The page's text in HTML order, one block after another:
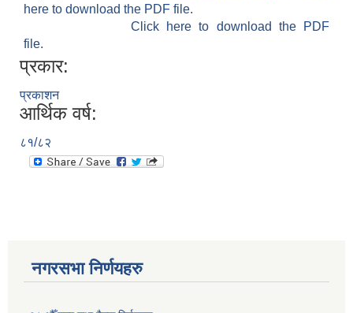
here to download the PDF file.
Click here to download the PDF
file.
प्रकार:
प्रकाशन
आर्थिक वर्ष:
८१/८२
नगरसभा निर्णयहरु